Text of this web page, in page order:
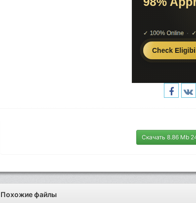
Скачать 8.86 Mb
Похожие файлы